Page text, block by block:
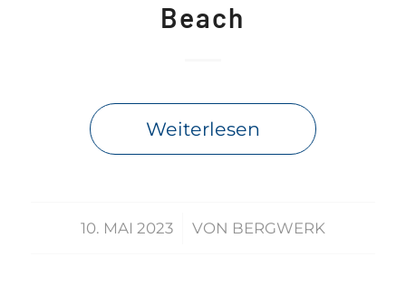
Beach
Weiterlesen
10. MAI 2023
/ VON BERGWERK